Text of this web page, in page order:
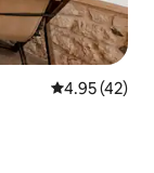
คะแนนเฉลี่ย
4.95 (42)